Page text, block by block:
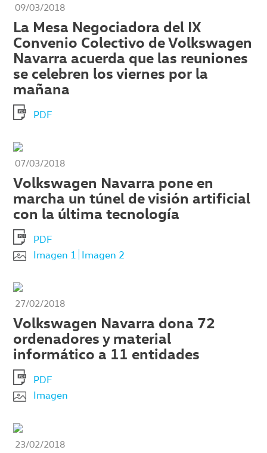
09/03/2018
La Mesa Negociadora del IX
Convenio Colectivo de Volkswagen
Navarra acuerda que las reuniones
se celebren los viernes por la
mañana
PDF
07/03/2018
Volkswagen Navarra pone en
marcha un túnel de visión artificial
con la última tecnología
PDF
Imagen 1
Imagen 2
27/02/2018
Volkswagen Navarra dona 72
ordenadores y material
informático a 11 entidades
PDF
Imagen
23/02/2018